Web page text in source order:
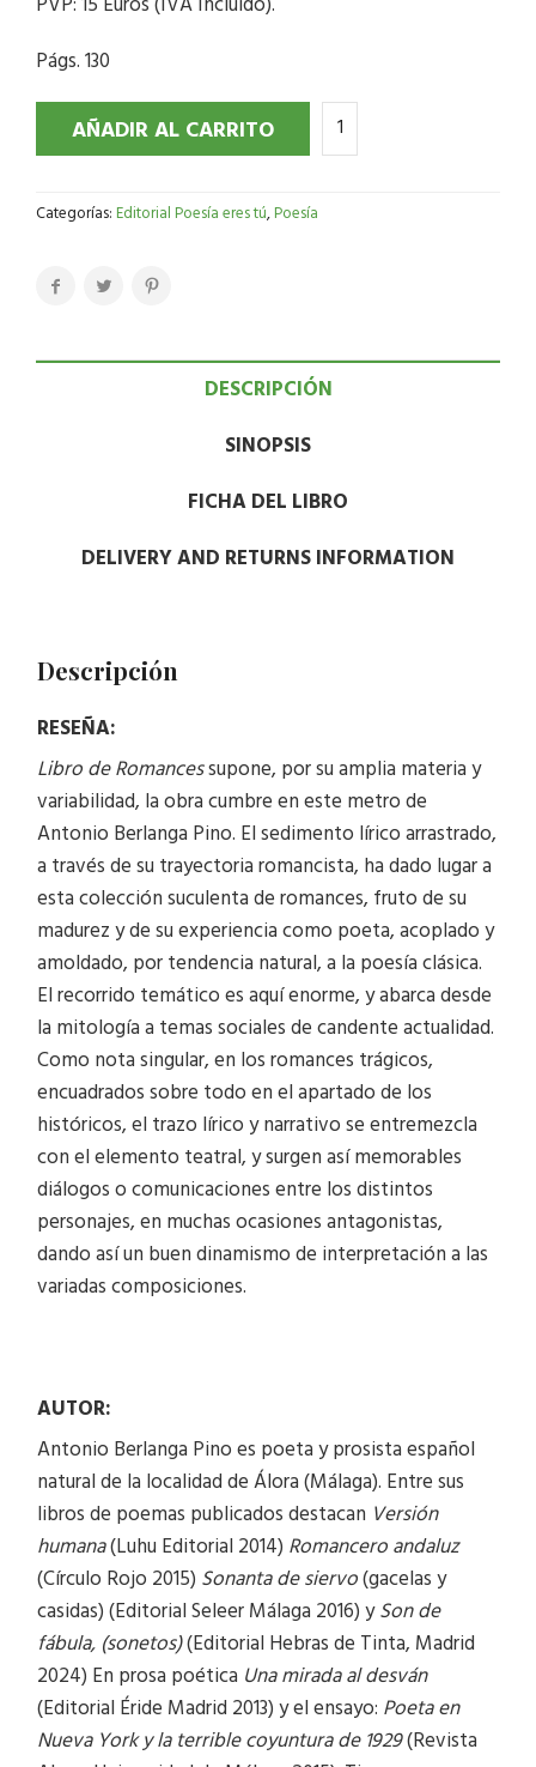
Págs. 130
AÑADIR AL CARRITO
Categorías:Editorial Poesía eres tú,Poesía
DESCRIPCIÓN
SINOPSIS
FICHA DEL LIBRO
DELIVERY AND RETURNS INFORMATION
Descripción
RESEÑA:
Libro de Romancessupone, por su amplia materia y
variabilidad, la obra cumbre en este metro de
Antonio Berlanga Pino. El sedimento lírico arrastrado,
a través de su trayectoria romancista, ha dado lugar a
esta colección suculenta de romances, fruto de su
madurez y de su experiencia como poeta, acoplado y
amoldado, por tendencia natural, a la poesía clásica.
El recorrido temático es aquí enorme, y abarca desde
la mitología a temas sociales de candente actualidad.
Como nota singular, en los romances trágicos,
encuadrados sobre todo en el apartado de los
históricos, el trazo lírico y narrativo se entremezcla
con el elemento teatral, y surgen así memorables
diálogos o comunicaciones entre los distintos
personajes, en muchas ocasiones antagonistas,
dando así un buen dinamismo de interpretación a las
variadas composiciones.
AUTOR:
Antonio Berlanga Pino es poeta y prosista español
natural de la localidad de Álora (Málaga). Entre sus
libros de poemas publicados destacan Versión
humana(Luhu Editorial 2014) Romancero andaluz
(Círculo Rojo 2015) Sonanta de siervo(gacelas y
casidas) (Editorial Seleer Málaga 2016) ySon de
fábula, (sonetos)(Editorial Hebras de Tinta, Madrid
2024) En prosa poética Una mirada al desván
(Editorial Éride Madrid 2013) y el ensayo: Poeta en
Nueva York y la terrible coyuntura de 1929(Revista